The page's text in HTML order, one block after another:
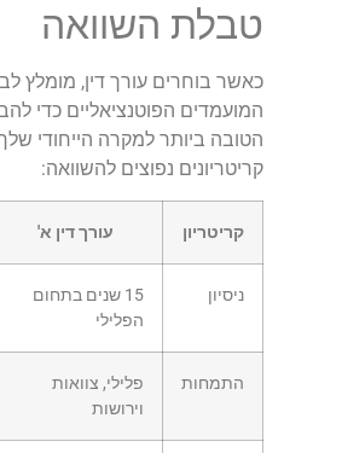
טבלת השוואה
כאשר בוחרים עורך דין, מומלץ
המועמדים הפוטנציאליים כדי
הטובה ביותר למקרה הייחודי
קריטריונים נפוצים להשוואה:
קריטריון עורך דין א'
ניסיון
15 שנים בתחום
הפלילי
התמחות
פלילי, צוואות
וירושות